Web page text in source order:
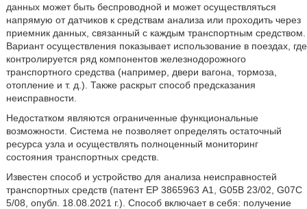
данных может быть беспроводной и может осуществляться
напрямую от датчиков к средствам анализа или проходить через
приемник данных, связанный с каждым транспортным средством.
Вариант осуществления показывает использование в поездах, где
контролируется ряд компонентов железнодорожного
транспортного средства (например, двери вагона, тормоза,
отопление и т. д.). Также раскрыт способ предсказания
неисправности.
Недостатком являются ограниченные функциональные
возможности. Система не позволяет определять остаточный
ресурса узла и осуществлять полноценный мониторинг
состояния транспортных средств.
Известен способ и устройство для анализа неисправностей
транспортных средств (патент ЕР 3865963 А1, G05B 23/02, G07C
5/08, опубл. 18.08.2021 г.). Способ включает в себя: получение